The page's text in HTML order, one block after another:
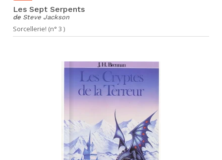
Les Sept Serpents
de Steve Jackson
Sorcellerie! (n° 3 )